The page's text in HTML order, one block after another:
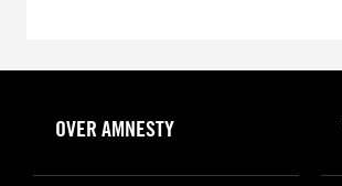
OVER AMNESTY